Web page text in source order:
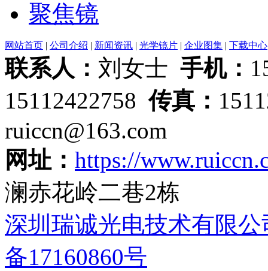
聚焦镜
网站首页 | 公司介绍 | 新闻资讯 | 光学镜片 | 企业图集 | 下载中心
联系人： 刘女士 手机：
15112422758传真：
ruiccn@163.com
网址： https://
澜赤花岭二巷2栋
深圳瑞诚光电技术有限公
备17160860号